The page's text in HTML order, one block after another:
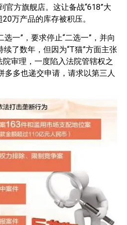
官方旗舰店。这让备战“618”大
万产品的库存被积压。
一”，要求停止“二选一”，并向
了数年，但因为“T猫”方面主张
审理，一度陷入法院管辖权之
多多也递交申请，请求以第三人